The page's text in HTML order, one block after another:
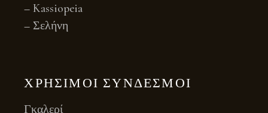
–Kassiopeia
–Σελήνη
ΧΡΉΣΙΜΟΙ ΣΎΝΔΕΣΜΟΙ
Γκαλερί